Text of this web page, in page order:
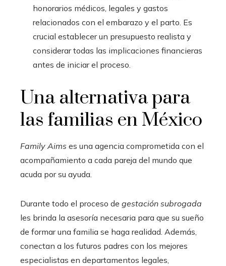
honorarios médicos, legales y gastos
relacionados con el embarazo y el parto. Es
crucial establecer un presupuesto realista y
considerar todas las implicaciones financieras
antes de iniciar el proceso.
Una alternativa para
las familias en México
Family Aims es una agencia comprometida con el
acompañamiento a cada pareja del mundo que
acuda por su ayuda.
Durante todo el proceso de gestación subrogada
les brinda la asesoría necesaria para que su sueño
de formar una familia se haga realidad. Además,
conectan a los futuros padres con los mejores
especialistas en departamentos legales,